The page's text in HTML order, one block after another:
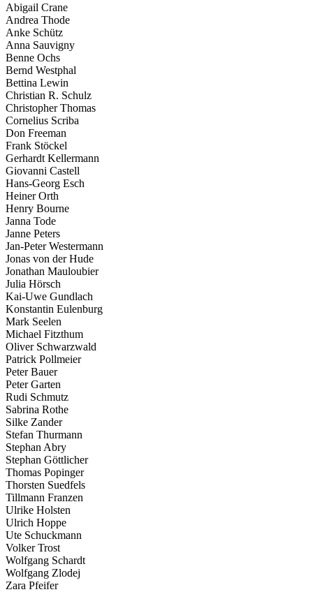
Abigail Crane
Andrea Thode
Anke Schütz
Anna Sauvigny
Benne Ochs
Bernd Westphal
Bettina Lewin
Christian R. Schulz
Christopher Thomas
Cornelius Scriba
Don Freeman
Frank Stöckel
Gerhardt Kellermann
Giovanni Castell
Hans-Georg Esch
Heiner Orth
Henry Bourne
Janna Tode
Janne Peters
Jan-Peter Westermann
Jonas von der Hude
Jonathan Mauloubier
Julia Hörsch
Kai-Uwe Gundlach
Konstantin Eulenburg
Mark Seelen
Michael Fitzthum
Oliver Schwarzwald
Patrick Pollmeier
Peter Bauer
Peter Garten
Rudi Schmutz
Sabrina Rothe
Silke Zander
Stefan Thurmann
Stephan Abry
Stephan Göttlicher
Thomas Popinger
Thorsten Suedfels
Tillmann Franzen
Ulrike Holsten
Ulrich Hoppe
Ute Schuckmann
Volker Trost
Wolfgang Schardt
Wolfgang Zlodej
Zara Pfeifer